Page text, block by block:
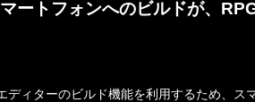
マートフォンへのビルドが、
ディターのビルド機能を利用するため、ス